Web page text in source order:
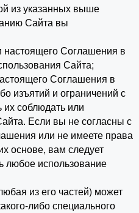
из указанных выше
Сайта вы
настоящего Соглашения в
Сайта;
Соглашения в
изъятий и ограничений с
соблюдать или
Если вы не согласны с
или не имеете права
основе, вам следует
любое использование
из его частей) может
либо специального